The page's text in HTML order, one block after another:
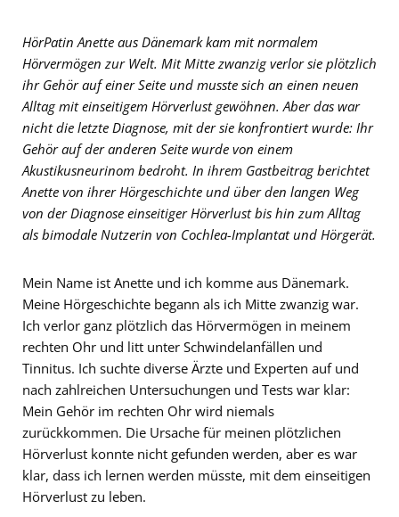
HörPatin Anette aus Dänemark kam mit normalem
Hörvermögen zur Welt. Mit Mitte zwanzig verlor sie plötzlich
ihr Gehör auf einer Seite und musste sich an einen neuen
Alltag mit einseitigem Hörverlust gewöhnen. Aber das war
nicht die letzte Diagnose, mit der sie konfrontiert wurde: Ihr
Gehör auf der anderen Seite wurde von einem
Akustikusneurinom bedroht. In ihrem Gastbeitrag berichtet
Anette von ihrer Hörgeschichte und über den langen Weg
von der Diagnose einseitiger Hörverlust bis hin zum Alltag
als bimodale Nutzerin von Cochlea-Implantat und Hörgerät.
Mein Name ist Anette und ich komme aus Dänemark.
Meine Hörgeschichte begann als ich Mitte zwanzig war.
Ich verlor ganz plötzlich das Hörvermögen in meinem
rechten Ohr und litt unter Schwindelanfällen und
Tinnitus. Ich suchte diverse Ärzte und Experten auf und
nach zahlreichen Untersuchungen und Tests war klar:
Mein Gehör im rechten Ohr wird niemals
zurückkommen. Die Ursache für meinen plötzlichen
Hörverlust konnte nicht gefunden werden, aber es war
klar, dass ich lernen werden müsste, mit dem einseitigen
Hörverlust zu leben.